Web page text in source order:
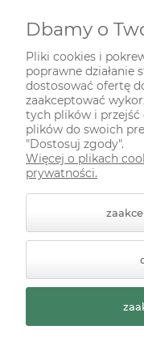
INFORMACJE
ODWIEDŹ NAS
Styl graficzny
Dbamy o
Pliki cookies i
poprawne działanie
dostosować ofertę
zaakceptować
tych plików i przejść
plików do swoich
"Dostosuj zgody".
Więcej o plikach
prywatności.